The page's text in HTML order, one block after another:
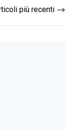
più recenti ⟶